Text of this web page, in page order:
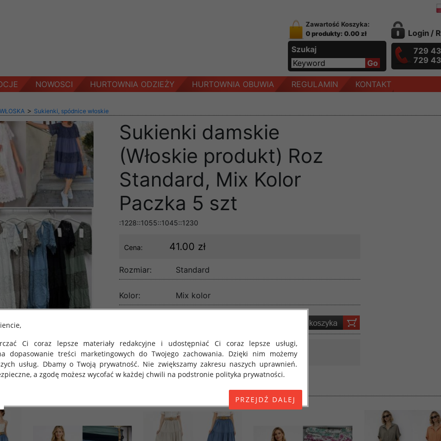
Zawartość Koszyka:
0 produkty: 0.00 zł
Szukaj
Login /
729
729
NOWOSCI HURTOWNIA ODZIEŻY HURTOWNIA OBUWIA REGULAMIN KONTAKT
> Sukienki, spódnice włoskie
Sukienki damskie
(Włoskie produkt) Roz
Standard, Mix Kolor
Paczka 5 szt
:1228::1055::1045::1230
Cena: 41.00 zł
Rozmiar: Standard
Kolor: Mix kolor
Ci coraz lepsze materiały redakcyjne i udostępniać Ci coraz lepsze usługi,
dopasowanie treści marketingowych do Twojego zachowania. Dzięki nim możemy
usług. Dbamy o Twoją prywatność. Nie zwiększamy zakresu naszych uprawnień.
a zgodę możesz wycofać w każdej chwili na podstronie polityka prywatności.
obowiązuje Rozporządzenie Parlamentu Europejskiego i Rady (UE) 2016/679 z dnia 27
ochrony osób fizycznych w związku z przetwarzaniem danych osobowych i w sprawie
takich danych oraz uchylenia dyrektywy 95/46/WE (określane jako "RODO", "ORODO",
o Ochronie Danych"). W związku z tym chcielibyśmy poinformować Cię o
danych oraz zasadach, na jakich odbywa się to po dniu 25 maja 2018 roku. Poniżej